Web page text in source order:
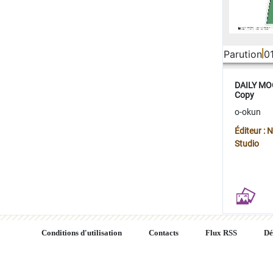
Parution
DAILY
Copy
o-okun
Éditeur :
Studio
Conditions d'utilisation Contacts Flux RSS